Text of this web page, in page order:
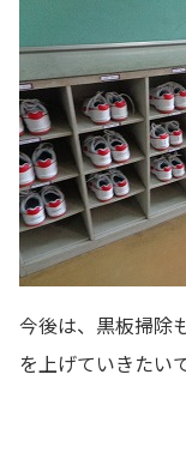
今後は、黒板掃除
を上げていきたいで